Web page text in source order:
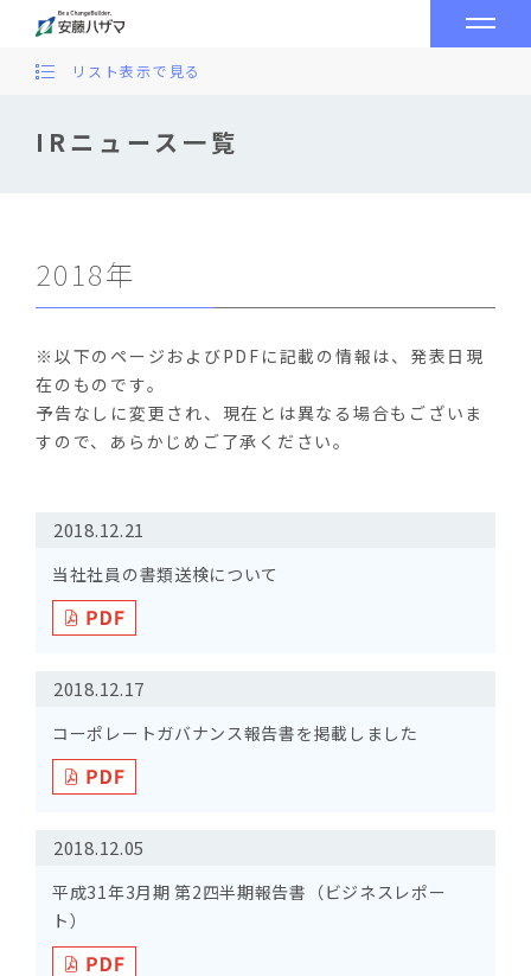
IRニュース一覧
リスト表示で見る
2018年
※以下のページおよびPDFに記載の情報は、発表日現
在のものです。
予告なしに変更され、現在とは異なる場合もございま
すので、あらかじめご了承ください。
2018.12.21
当社社員の書類送検について
2018.12.17
コーポレートガバナンス報告書を掲載しました
2018.12.05
平成31年3月期 第2四半期報告書（ビジネスレポー
ト）